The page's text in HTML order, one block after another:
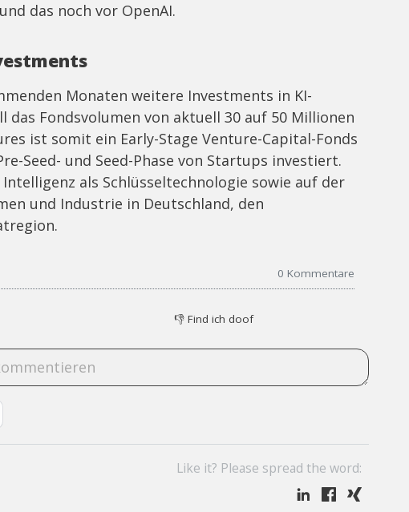
das noch vor OpenAI.
Monaten weitere Investments in KI-
Fondsvolumen von aktuell 30 auf 50 Millionen
ist somit ein Early-Stage Venture-Capital-Fonds
Seed- und Seed-Phase von Startups investiert.
als Schlüsseltechnologie sowie auf der
und Industrie in Deutschland, den
0 Kommentare
👎 Find ich doof
Like it? Please spread the word: